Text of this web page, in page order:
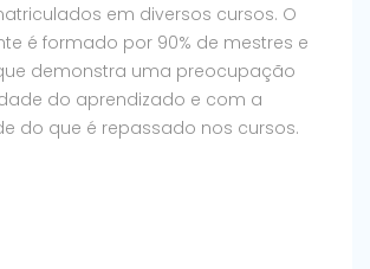
em diversos cursos. O
é formado por 90% de mestres e
demonstra uma preocupação
do aprendizado e com a
do que é repassado nos cursos.